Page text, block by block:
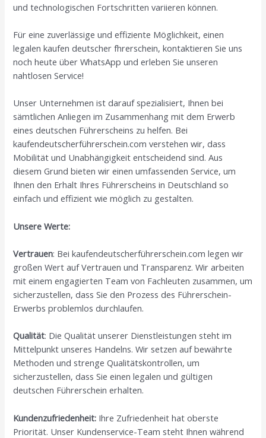
und technologischen Fortschritten variieren können.
Für eine zuverlässige und effiziente Möglichkeit, einen
legalen kaufen deutscher fhrerschein, kontaktieren Sie uns
noch heute über WhatsApp und erleben Sie unseren
nahtlosen Service!
Unser Unternehmen ist darauf spezialisiert, Ihnen bei
sämtlichen Anliegen im Zusammenhang mit dem Erwerb
eines deutschen Führerscheins zu helfen. Bei
kaufendeutscherführerschein.com verstehen wir, dass
Mobilität und Unabhängigkeit entscheidend sind. Aus
diesem Grund bieten wir einen umfassenden Service, um
Ihnen den Erhalt Ihres Führerscheins in Deutschland so
einfach und effizient wie möglich zu gestalten.
Unsere Werte:
Vertrauen: Bei kaufendeutscherführerschein.com legen wir
großen Wert auf Vertrauen und Transparenz. Wir arbeiten
mit einem engagierten Team von Fachleuten zusammen, um
sicherzustellen, dass Sie den Prozess des Führerschein-
Erwerbs problemlos durchlaufen.
Qualität: Die Qualität unserer Dienstleistungen steht im
Mittelpunkt unseres Handelns. Wir setzen auf bewährte
Methoden und strenge Qualitätskontrollen, um
sicherzustellen, dass Sie einen legalen und gültigen
deutschen Führerschein erhalten.
Kundenzufriedenheit: Ihre Zufriedenheit hat oberste
Priorität. Unser Kundenservice-Team steht Ihnen während